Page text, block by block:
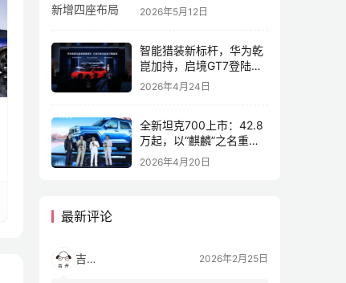
2026年5月12日
智能猎装新标杆，华为乾
崑加持，启境GT7登陆
2026北京车展
2026年4月24日
全新坦克700上市：42.8
万起，以“麒麟”之名重塑
全域豪华
2026年4月20日
最新评论
吉开 2026年2月25日